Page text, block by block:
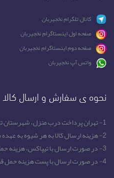
کانال تلگرام نخجیربان
صفحه اول اینستاگرام نخجیربان
صفحه دوم اینستاگرام نخجیربان
واتس آپ نخجیربان
نحوه ی سفارش و ارسال کالا
1- تهران پرداخت درب منزل، شهرستان تسویه قبل از ارسال
2- هزینه ارسال کالا به هر شیوه به عهده مشتری می باشد
3- در صورت ارسال با تیپاکس، هزینه حمل پس کرایه می شود
4- در صورت ارسال با پست هزینه حمل قبلا دریافت می گردد